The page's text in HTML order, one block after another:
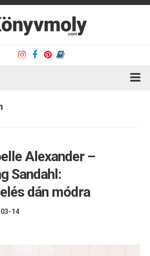
Alexander –
Sandahl:
dán módra
14